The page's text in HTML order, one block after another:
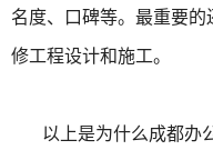
名度、口碑等。最重要
修工程设计和施工。
以上是为什么成都办